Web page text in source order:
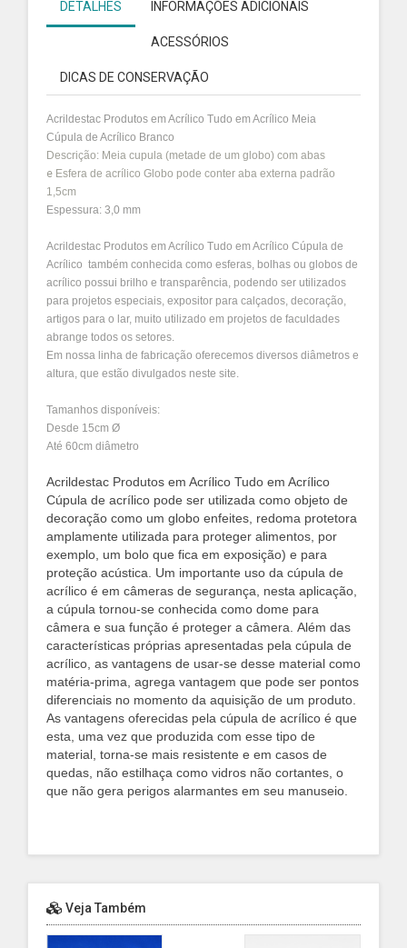
DETALHES INFORMAÇÕES ADICIONAIS
ACESSÓRIOS
DICAS DE CONSERVAÇÃO
Acrildestac Produtos em Acrílico Tudo em Acrílico Meia
Cúpula de Acrílico Branco
Descrição: Meia cupula (metade de um globo) com abas
e Esfera de acrílico Globo pode conter aba externa padrão
1,5cm
Espessura: 3,0 mm
Acrildestac Produtos em Acrílico Tudo em Acrílico Cúpula de
Acrílico também conhecida como esferas, bolhas ou globos de
acrílico possui brilho e transparência, podendo ser utilizados
para projetos especiais, expositor para calçados, decoração,
artigos para o lar, muito utilizado em projetos de faculdades
abrange todos os setores.
Em nossa linha de fabricação oferecemos diversos diâmetros e
altura, que estão divulgados neste site.
Tamanhos disponíveis:
Desde 15cm Ø
Até 60cm diâmetro
Acrildestac Produtos em Acrílico Tudo em Acrílico
Cúpula de acrílico pode ser utilizada como objeto de
decoração como um globo enfeites, redoma protetora
amplamente utilizada para proteger alimentos, por
exemplo, um bolo que fica em exposição) e para
proteção acústica. Um importante uso da cúpula de
acrílico é em câmeras de segurança, nesta aplicação,
a cúpula tornou-se conhecida como dome para
câmera e sua função é proteger a câmera. Além das
características próprias apresentadas pela cúpula de
acrílico, as vantagens de usar-se desse material como
matéria-prima, agrega vantagem que pode ser pontos
diferenciais no momento da aquisição de um produto.
As vantagens oferecidas pela cúpula de acrílico é que
esta, uma vez que produzida com esse tipo de
material, torna-se mais resistente e em casos de
quedas, não estilhaça como vidros não cortantes, o
que não gera perigos alarmantes em seu manuseio.
Veja Também